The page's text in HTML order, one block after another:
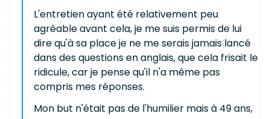
L'entretien ayant été relativement peu
agréable avant cela, je me suis permis de lui
dire qu'à sa place je ne me serais jamais lancé
dans des questions en anglais, que cela frisait le
ridicule, car je pense qu'il n'a même pas
compris mes réponses.
Mon but n'était pas de l'humilier mais à 49 ans,